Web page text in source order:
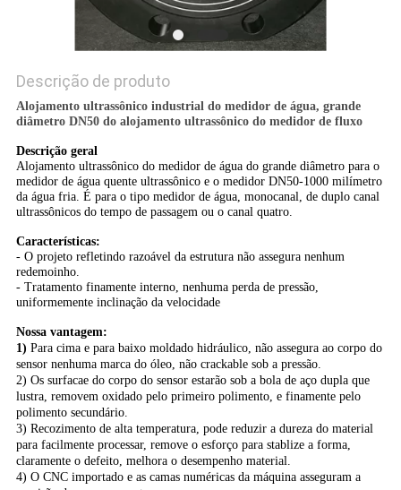
Descrição de produto
Alojamento ultrassônico industrial do medidor de água, grande
diâmetro DN50 do alojamento ultrassônico do medidor de fluxo
Descrição geral
Alojamento ultrassônico do medidor de água do grande diâmetro para o
medidor de água quente ultrassônico e o medidor DN50-1000 milímetro
da água fria. É para o tipo medidor de água, monocanal, de duplo canal
ultrassônicos do tempo de passagem ou o canal quatro.
Características:
- O projeto refletindo razoável da estrutura não assegura nenhum
redemoinho.
- Tratamento finamente interno, nenhuma perda de pressão,
uniformemente inclinação da velocidade
Nossa vantagem:
1) Para cima e para baixo moldado hidráulico, não assegura ao corpo do
sensor nenhuma marca do óleo, não crackable sob a pressão.
2) Os surfacae do corpo do sensor estarão sob a bola de aço dupla que
lustra, removem oxidado pelo primeiro polimento, e finamente pelo
polimento secundário.
3) Recozimento de alta temperatura, pode reduzir a dureza do material
para facilmente processar, remove o esforço para stablize a forma,
claramente o defeito, melhora o desempenho material.
4) O CNC importado e as camas numéricas da máquina asseguram a